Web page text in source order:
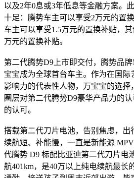
以及2年0息或3年低息等金融方案。
十足：腾势车主可以享受2万元的置
车主可以享受1.5万元的置换补贴，
万元的置换补贴。
第二代腾势D9上市即交付，腾势品
宝宝成为全球首台车主。作为在国
影响力的代表性人物，万宝宝的选择
圈层对第二代腾势D9豪华产品力的
的认可。
搭载第二代刀片电池，告别焦虑，出
续航短、补能慢，一直是新能源
代腾势 D9 标配比亚迪第二代刀片电
航401km，是40万以上纯电续航最长